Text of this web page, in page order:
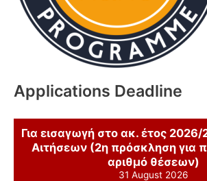
Applications Deadline
Για εισαγωγή στο ακ. έτος
Αιτήσεων (2η πρόσκληση για
αριθμό θέσεων)
31 August 2026